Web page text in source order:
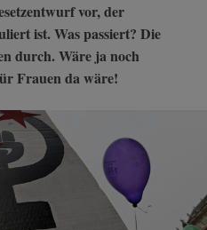
vor, der
ist. Was passiert? Die
durch. Wäre ja noch
Frauen da wäre!